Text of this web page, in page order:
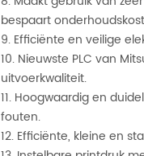
bespaart
9. Efficiënte en veilige
10. Nieuwste PLC van
uitvoerkwaliteit.
11. Hoogwaardig en
fouten.
12. Efficiënte, kleine en